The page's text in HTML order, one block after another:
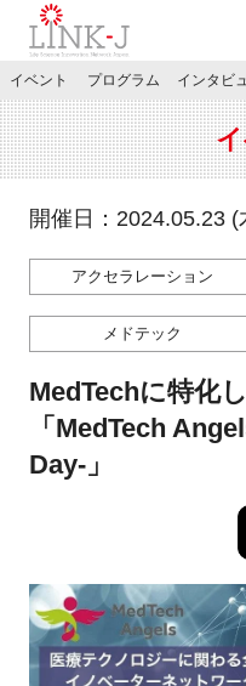
特別会員専用メニュー
お問い合わせ
新規登録
イベント
イベント プログラム インタビ
開催日：2024.05.23 (
アクセラレーション
メドテック
MedTechに特化
「MedTech
Day-」